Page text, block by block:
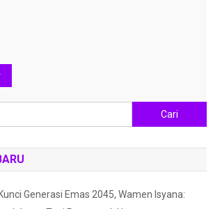
untuk:
Generasi Emas 2045, Wamen Isyana: